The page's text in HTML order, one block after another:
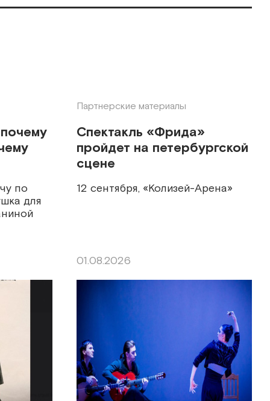
по
для
Партнерские материалы
Спектакль «Фрида»
пройдет на петербургской
сцене
12 сентября, «Колизей-Арена»
01.08.2026